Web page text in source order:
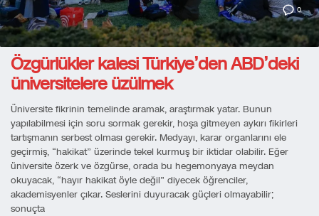
0
Özgürlükler kalesi Türkiye’den ABD’deki
üniversitelere üzülmek
Üniversite fikrinin temelinde aramak, araştırmak yatar. Bunun
yapılabilmesi için soru sormak gerekir, hoşa gitmeyen aykırı fikirleri
tartışmanın serbest olması gerekir. Medyayı, karar organlarını ele
geçirmiş, “hakikat” üzerinde tekel kurmuş bir iktidar olabilir. Eğer
üniversite özerk ve özgürse, orada bu hegemonyaya meydan
okuyacak, “hayır hakikat öyle değil” diyecek öğrenciler,
akademisyenler çıkar. Seslerini duyuracak güçleri olmayabilir;
sonuçta